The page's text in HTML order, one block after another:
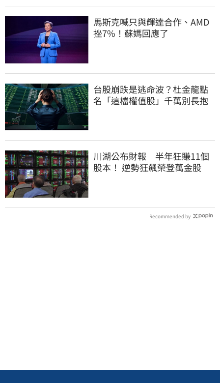
馬斯克喊只與輝達合作、AMD
挫7%！蘇媽回應了
台股崩跌是逃命波？杜金龍點
名「這檔權值股」千萬別長抱
川湖公布財報 半年狂賺11個
股本！ 逆勢狂飆榮登萬金股
Recommended by